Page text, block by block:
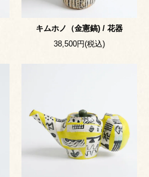
キムホノ（金憲鎬) / 花器
38,500円(税込)